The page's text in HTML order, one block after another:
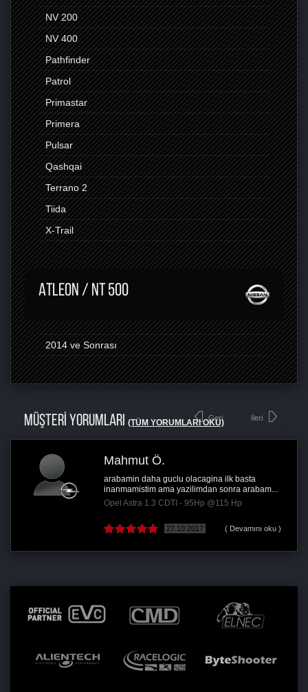
NV 200
NV 400
Pathfinder
Patrol
Primastar
Primera
Pulsar
Qashqai
Terrano 2
Tiida
X-Trail
ATLEON / NT 500
2014 ve Sonrası
MÜŞTERİ YORUMLARI (TÜM YORUMLARI OKU)
Geri
Mahmut Ö.
arabamin daha guclu olacagina ilk basta
inanmamistim ama yazilimdan sonra arabam...
Opel Astra 1.3 CDTI - 95Hp @115 Hp
27.10.2017 ( Devamını oku )
İleri